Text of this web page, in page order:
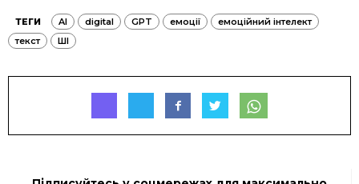
ТЕГИ AI digital GPT емоції
емоційний інтелект
текст
ШІ